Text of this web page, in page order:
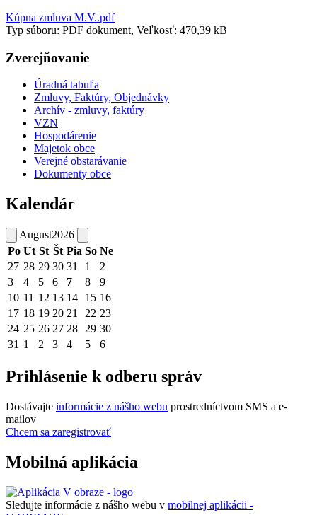
Kúpna zmluva M.V..pdf
Typ súboru: PDF dokument, Veľkosť: 470,39 kB
Zverejňovanie
Úradná tabuľa
Zmluvy, Faktúry, Objednávky
Archív - zmluvy, faktúry
VZN
Hospodárenie
Majetok obce
Verejné obstarávanie
Dokumenty obce
Kalendár
August2026
Po Ut St Št Pia So Ne
27 28 29 30 31 1
2
3
4 5 6 7 8
9
10 11 12 13 14 15 16
17 18 19 20 21 22 23
24 25 26 27 28 29 30
31 1 2 3 4 5 6
Prihlásenie k odberu správ
Dostávajte informácie z nášho webu prostredníctvom SMS a e-
mailov
Chcem sa zaregistrovať
Mobilná aplikácia
Sledujte informácie z nášho webu v mobilnej aplikácii -